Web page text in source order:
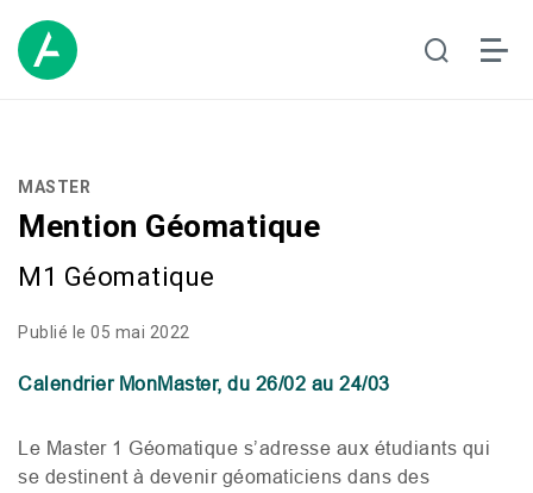
MASTER
Mention Géomatique
M1 Géomatique
Publié le 05 mai 2022
Calendrier MonMaster, du 26/02 au 24/03
Le Master 1 Géomatique s’adresse aux étudiants qui
se destinent à devenir géomaticiens dans des